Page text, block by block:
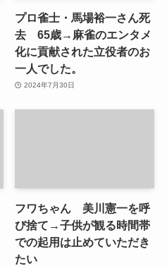
プロ雀士・馬場裕一さん死
去 65歳→麻雀のエンタメ
化に貢献された立役者のお
一人でした。
2024年7月30日
フワちゃん 美川憲一を呼
び捨て→子供が観る時間帯
での起用は止めていただき
たい